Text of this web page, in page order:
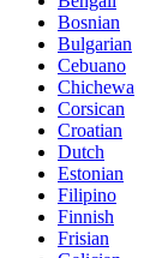
Bosnian
Bulgarian
Cebuano
Chichewa
Corsican
Croatian
Dutch
Estonian
Filipino
Finnish
Frisian